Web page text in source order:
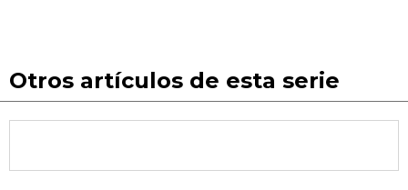
Otros artículos de esta serie